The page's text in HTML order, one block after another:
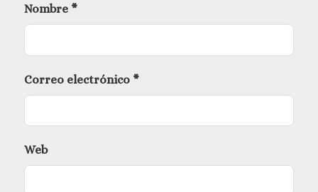
Nombre *
Correo electrónico *
Web